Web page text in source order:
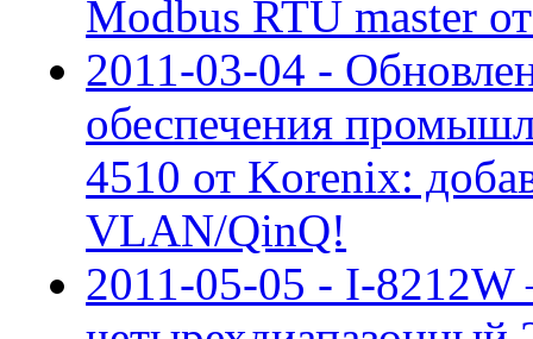
Modbus RTU master
2011-03-04 -
обеспечения
4510 от Korenix:
VLAN/QinQ!
2011-05-05 - I-